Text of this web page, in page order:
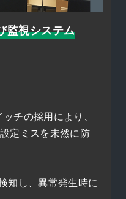
監視システム
チの採用により、
定ミスを未然に防
知し、異常発生時に